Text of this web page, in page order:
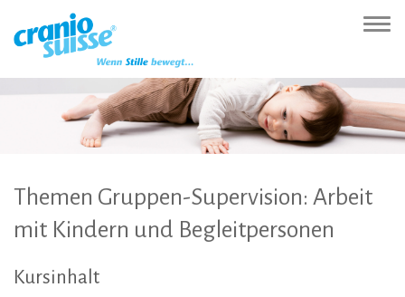
(Accesskey
Hauptnavigation
(Accesskey
Inhalt
(Accesskey
Sprachumschaltung
(Accesskey
Themen Gruppen-Supervision: Arbeit
mit Kindern und Begleitpersonen
Kursinhalt